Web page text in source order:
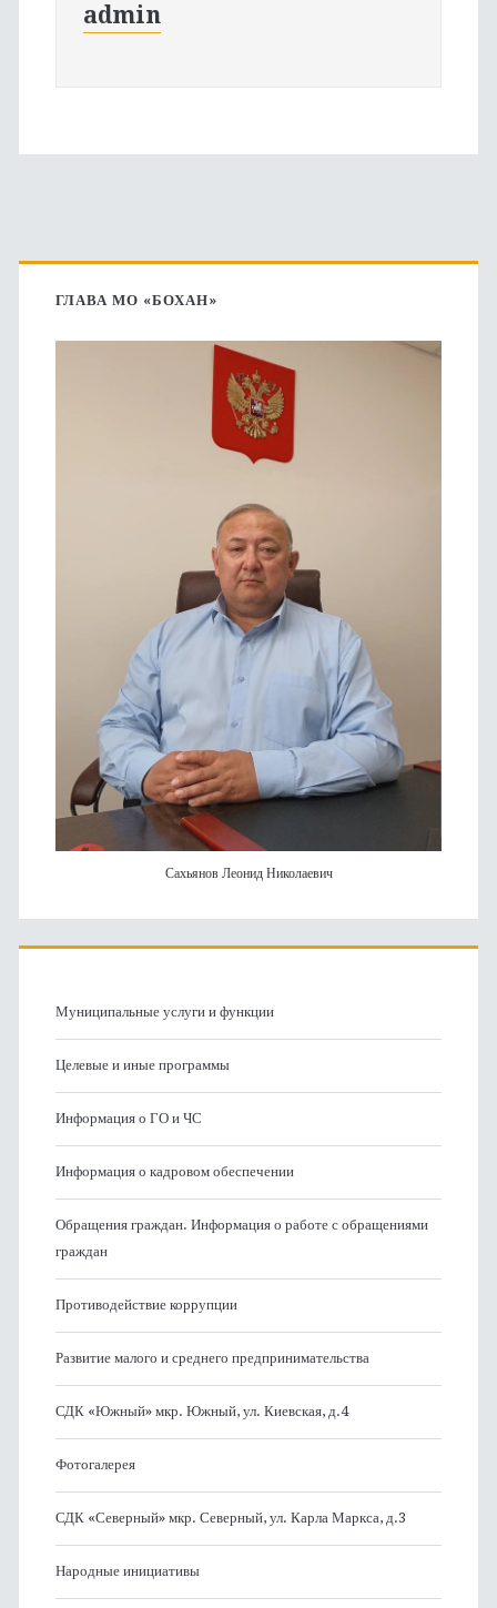
admin
Основная
боковая
ГЛАВА МО «БОХАН»
Сахьянов Леонид Николаевич
Муниципальные услуги и функции
Целевые и иные программы
Информация о ГО и ЧС
Информация о кадровом обеспечении
Обращения граждан. Информация о работе с обращениями
граждан
Противодействие коррупции
Развитие малого и среднего предпринимательства
СДК «Южный» мкр. Южный, ул. Киевская, д.4
Фотогалерея
СДК «Северный» мкр. Северный, ул. Карла Маркса, д.3
Народные инициативы